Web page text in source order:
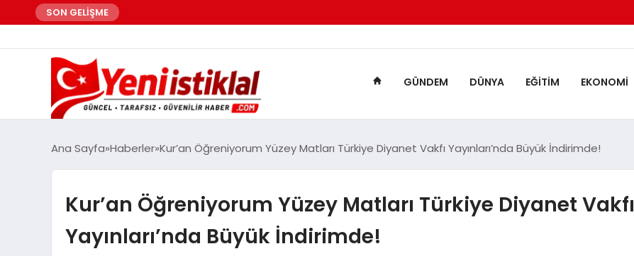
SON GELİŞME
GÜNDEM DÜNYA EĞITIM EKONOMI
Ana Sayfa Haberler Kur’an Öğreniyorum Yüzey Matları Türkiye Diyanet Vakfı Yayınları’nda Büyük İndirimde!
Kur’an Öğreniyorum Yüzey Matları Türkiye Diyanet Vakfı
Yayınları’nda Büyük İndirimde!